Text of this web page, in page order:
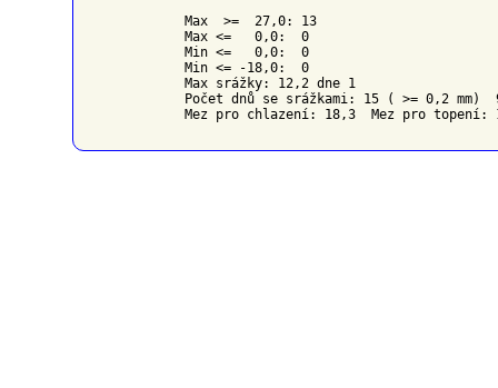
Max  >=  27,0: 13
Max <=   0,0:  0
Min <=   0,0:  0
Min <= -18,0:  0
Max srážky: 12,2 dne 1
Počet dnů se srážkami: 15 ( >= 0,2 mm)